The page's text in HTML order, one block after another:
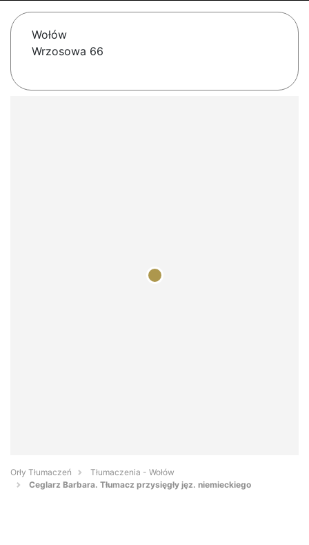
Wołów
Wrzosowa 66
Orły Tłumaczeń
Tłumaczenia - Wołów
Ceglarz Barbara. Tłumacz przysięgły jęz. niemieckiego